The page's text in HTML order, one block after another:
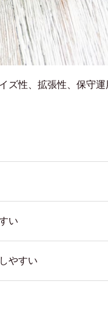
ズ性、拡張性、保守運
い
やすい